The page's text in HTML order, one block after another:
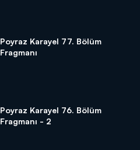
Poyraz Karayel 77. Bölüm
Fragmanı
Poyraz Karayel 76. Bölüm
Fragmanı - 2